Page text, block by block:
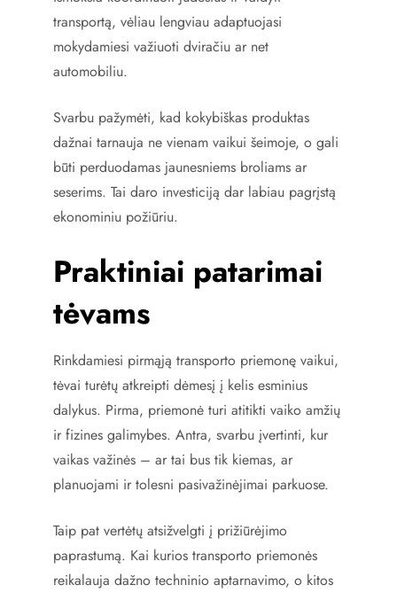
transportą, vėliau lengviau adaptuojasi
mokydamiesi važiuoti dviračiu ar net
automobiliu.
Svarbu pažymėti, kad kokybiškas produktas
dažnai tarnauja ne vienam vaikui šeimoje, o gali
būti perduodamas jaunesniems broliams ar
seserims. Tai daro investiciją dar labiau pagrįstą
ekonominiu požiūriu.
Praktiniai patarimai
tėvams
Rinkdamiesi pirmąją transporto priemonę vaikui,
tėvai turėtų atkreipti dėmesį į kelis esminius
dalykus. Pirma, priemonė turi atitikti vaiko amžių
ir fizines galimybes. Antra, svarbu įvertinti, kur
vaikas važinės – ar tai bus tik kiemas, ar
planuojami ir tolesni pasivažinėjimai parkuose.
Taip pat vertėtų atsižvelgti į prižiūrėjimo
paprastumą. Kai kurios transporto priemonės
reikalauja dažno techninio aptarnavimo, o kitos